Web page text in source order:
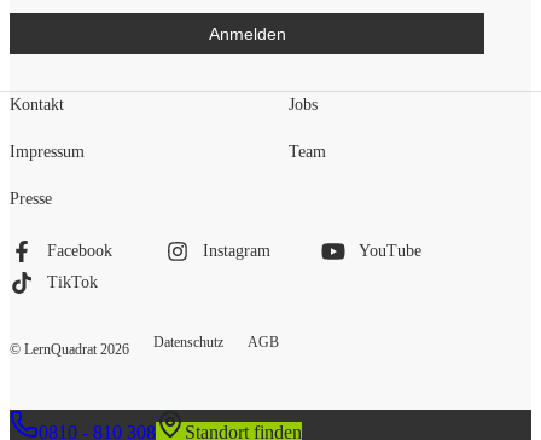
Anmelden
Kontakt
Impressum
Presse
Jobs
Team
Facebook Instagram
YouTube
TikTok
© LernQuadrat 2026 Datenschutz AGB
0810 - 810 308 Standort finden